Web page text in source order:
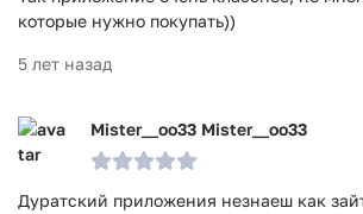
которые нужно покупать))
5 лет назад
Mister__oo33 Mister__oo33
Дуратский приложения незнаеш как